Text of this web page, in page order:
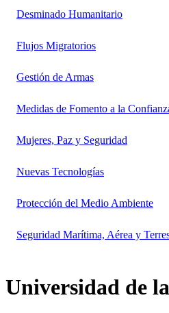
Desminado Humanitario
Flujos Migratorios
Gestión de Armas
Medidas de Fomento a la
Mujeres, Paz y Seguridad
Nuevas Tecnologías
Protección del Medio Ambiente
Seguridad Marítima, Aérea y
Universidad de